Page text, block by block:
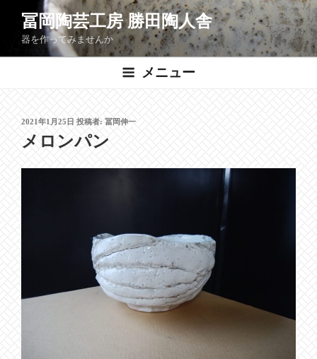
ン
へ
ス
キ
ッ
プ
冨岡陶芸工房 勝田陶人舎
器を作ってみませんか
メニュー
投
稿
日:
2021年1月25日投稿者:冨岡伸一
メロンパン